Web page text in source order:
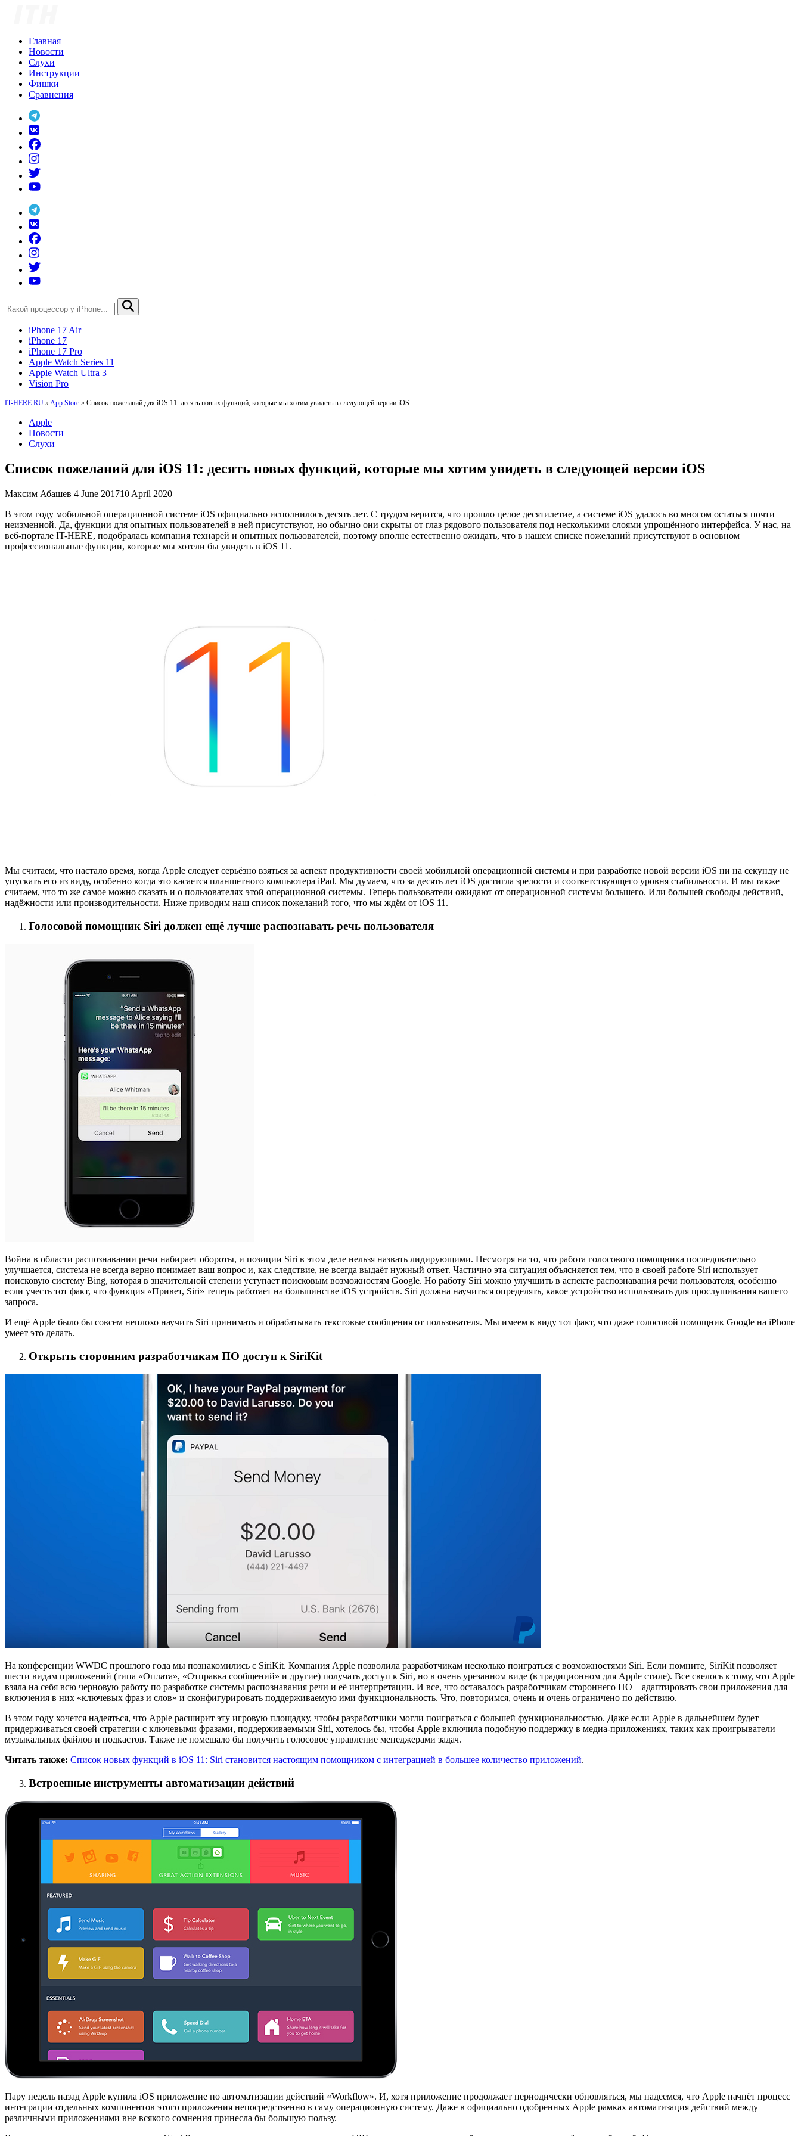
Главная
Новости
Слухи
Инструкции
Фишки
Сравнения
iPhone 17 Air
iPhone 17
iPhone 17 Pro
Apple Watch Series 11
Apple Watch Ultra 3
Vision Pro
IT-HERE.RU » App Store » Список пожеланий для iOS 11: десять новых функций, которые мы хотим увидеть в следующей версии iOS
Apple
Новости
Слухи
Список пожеланий для iOS 11: десять новых функций, которые мы хотим увидеть в следующей версии iOS
Максим Абашев 4 June 201710 April 2020
В этом году мобильной операционной системе iOS официально исполнилось десять лет. С трудом верится, что прошло целое десятилетие, а системе iOS удалось во многом остаться почти
неизменной. Да, функции для опытных пользователей в ней присутствуют, но обычно они скрыты от глаз рядового пользователя под несколькими слоями упрощённого интерфейса. У нас, на
веб-портале IT-HERE, подобралась компания технарей и опытных пользователей, поэтому вполне естественно ожидать, что в нашем списке пожеланий присутствуют в основном
профессиональные функции, которые мы хотели бы увидеть в iOS 11.
Мы считаем, что настало время, когда Apple следует серьёзно взяться за аспект продуктивности своей мобильной операционной системы и при разработке новой версии iOS ни на секунду не
упускать его из виду, особенно когда это касается планшетного компьютера iPad. Мы думаем, что за десять лет iOS достигла зрелости и соответствующего уровня стабильности. И мы также
считаем, что то же самое можно сказать и о пользователях этой операционной системы. Теперь пользователи ожидают от операционной системы большего. Или большей свободы действий,
надёжности или производительности. Ниже приводим наш список пожеланий того, что мы ждём от iOS 11.
Голосовой помощник Siri должен ещё лучше распознавать речь пользователя
Война в области распознавании речи набирает обороты, и позиции Siri в этом деле нельзя назвать лидирующими. Несмотря на то, что работа голосового помощника последовательно
улучшается, система не всегда верно понимает ваш вопрос и, как следствие, не всегда выдаёт нужный ответ. Частично эта ситуация объясняется тем, что в своей работе Siri использует
поисковую систему Bing, которая в значительной степени уступает поисковым возможностям Google. Но работу Siri можно улучшить в аспекте распознавания речи пользователя, особенно
если учесть тот факт, что функция «Привет, Siri» теперь работает на большинстве iOS устройств. Siri должна научиться определять, какое устройство использовать для прослушивания вашего
запроса.
И ещё Apple было бы совсем неплохо научить Siri принимать и обрабатывать текстовые сообщения от пользователя. Мы имеем в виду тот факт, что даже голосовой помощник Google на iPhone
умеет это делать.
Открыть сторонним разработчикам ПО доступ к SiriKit
На конференции WWDC прошлого года мы познакомились с SiriKit. Компания Apple позволила разработчикам несколько поиграться с возможностями Siri. Если помните, SiriKit позволяет
шести видам приложений (типа «Оплата», «Отправка сообщений» и другие) получать доступ к Siri, но в очень урезанном виде (в традиционном для Apple стиле). Все свелось к тому, что Apple
взяла на себя всю черновую работу по разработке системы распознавания речи и её интерпретации. И все, что оставалось разработчикам стороннего ПО – адаптировать свои приложения для
включения в них «ключевых фраз и слов» и сконфигурировать поддерживаемую ими функциональность. Что, повторимся, очень и очень ограничено по действию.
В этом году хочется надеяться, что Apple расширит эту игровую площадку, чтобы разработчики могли поиграться с большей функциональностью. Даже если Apple в дальнейшем будет
придерживаться своей стратегии с ключевыми фразами, поддерживаемыми Siri, хотелось бы, чтобы Apple включила подобную поддержку в медиа-приложениях, таких как проигрыватели
музыкальных файлов и подкастов. Также не помешало бы получить голосовое управление менеджерами задач.
Читать также: Список новых функций в iOS 11: Siri становится настоящим помощником с интеграцией в большее количество приложений.
Встроенные инструменты автоматизации действий
Пару недель назад Apple купила iOS приложение по автоматизации действий «Workflow». И, хотя приложение продолжает периодически обновляться, мы надеемся, что Apple начнёт процесс
интеграции отдельных компонентов этого приложения непосредственно в саму операционную систему. Даже в официально одобренных Apple рамках автоматизация действий между
различными приложениями вне всякого сомнения принесла бы большую пользу.